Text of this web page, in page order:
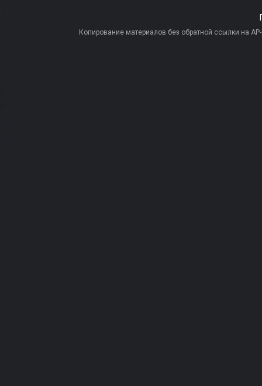
Копирование материалов без обратной ссылки на